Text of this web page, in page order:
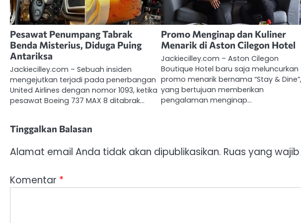
Pesawat Penumpang Tabrak
Benda Misterius, Diduga Puing
Antariksa
Jackiecilley.com – Sebuah insiden
mengejutkan terjadi pada penerbangan
United Airlines dengan nomor 1093, ketika
pesawat Boeing 737 MAX 8 ditabrak…
Promo Menginap dan Kuliner
Menarik di Aston Cilegon Hotel
Jackiecilley.com – Aston Cilegon
Boutique Hotel baru saja meluncurkan
promo menarik bernama “Stay & Dine”,
yang bertujuan memberikan
pengalaman menginap…
Tinggalkan Balasan
Alamat email Anda tidak akan dipublikasikan. Ruas yang
Komentar *